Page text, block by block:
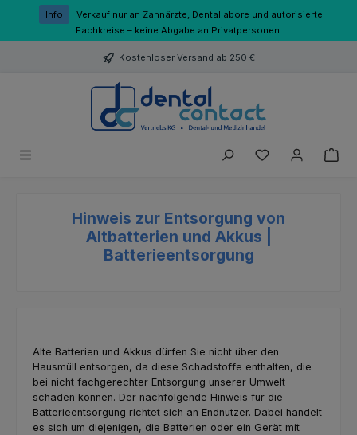
Zum Hauptinhalt springen
Info
Verkauf nur an Zahnärzte, Dentallabore und autorisierte
Fachkreise – keine Abgabe an Privatpersonen.
Kostenloser Versand ab 250 €
Du hast 0
Hinweis zur Entsorgung von
Altbatterien und Akkus |
Batterieentsorgung
Alte Batterien und Akkus dürfen Sie nicht über den
Hausmüll entsorgen, da diese Schadstoffe enthalten, die
bei nicht fachgerechter Entsorgung unserer Umwelt
schaden können. Der nachfolgende Hinweis für die
Batterieentsorgung richtet sich an Endnutzer. Dabei handelt
es sich um diejenigen, die Batterien oder ein Gerät mit